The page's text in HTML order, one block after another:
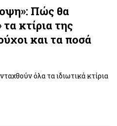
Πώς θα
κτίρια της
και τα ποσά
όλα τα ιδιωτικά κτίρια